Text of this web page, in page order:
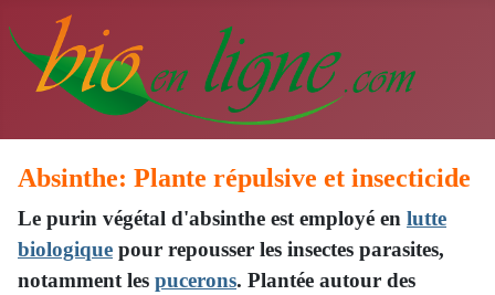
Absinthe: Plante répulsive et insecticide
Le purin végétal d'absinthe est employé en lutte
biologique pour repousser les insectes parasites,
notamment les pucerons. Plantée autour des